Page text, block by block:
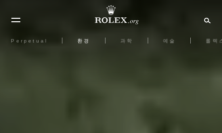
Perpetual 환경 과학 예술 롤렉